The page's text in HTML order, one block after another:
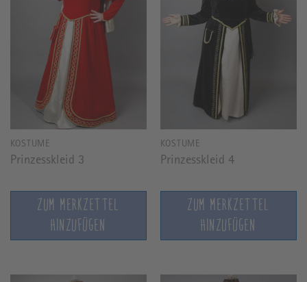
KOSTÜME
Prinzesskleid 3
ZUM MERKZETTEL
HINZUFÜGEN
KOSTÜME
Prinzesskleid 4
ZUM MERKZETTEL
HINZUFÜGEN